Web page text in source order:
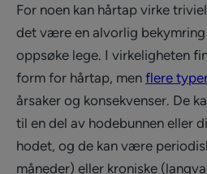
For noen kan hårtap virke
det være en alvorlig bekymring
oppsøke lege. I virkeligheten
form for hårtap, men flere
årsaker og konsekvenser. De
til en del av hodebunnen eller
hodet, og de kan være
måneder) eller kroniske